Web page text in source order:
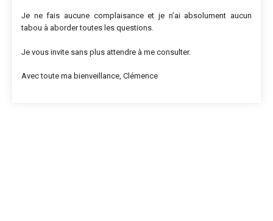
Je ne fais aucune complaisance et je n’ai absolument aucun
tabou à aborder toutes les questions.
Je vous invite sans plus attendre à me consulter.
Avec toute ma bienveillance, Clémence